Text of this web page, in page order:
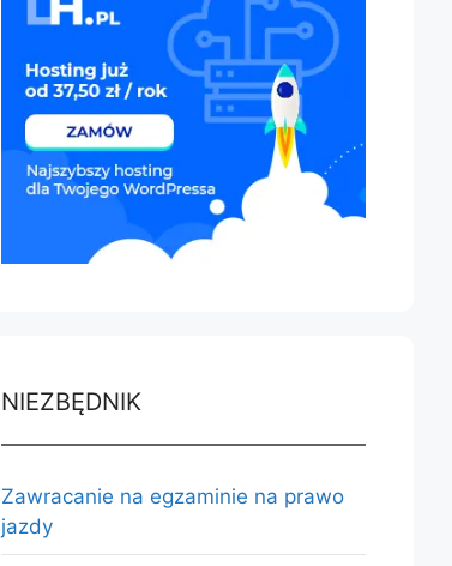
NIEZBĘDNIK
Zawracanie na egzaminie na prawo
jazdy